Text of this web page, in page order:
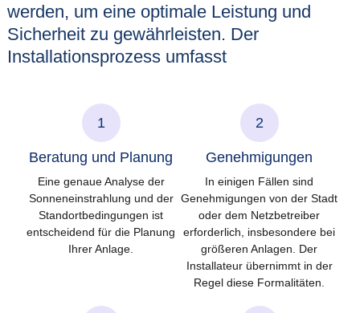
werden, um eine optimale Leistung und
Sicherheit zu gewährleisten. Der
Installationsprozess umfasst
1
Beratung und Planung
Eine genaue Analyse der
Sonneneinstrahlung und der
Standortbedingungen ist
entscheidend für die Planung
Ihrer Anlage.
2
Genehmigungen
In einigen Fällen sind
Genehmigungen von der Stadt
oder dem Netzbetreiber
erforderlich, insbesondere bei
größeren Anlagen. Der
Installateur übernimmt in der
Regel diese Formalitäten.